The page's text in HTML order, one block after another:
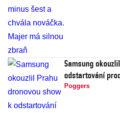
Samsung
odstartování
Poggers